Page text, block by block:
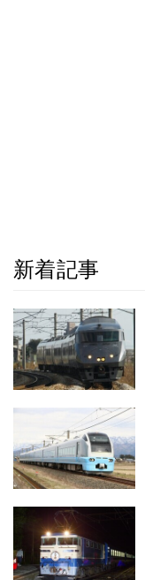
新着記事